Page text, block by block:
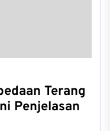
Terang
Penjelasan